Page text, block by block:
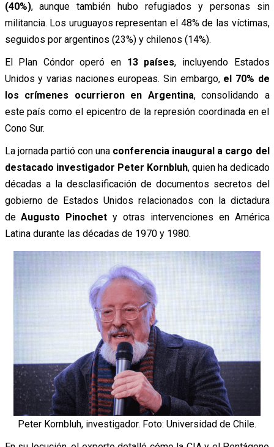
(40%), aunque también hubo refugiados y personas sin
militancia. Los uruguayos representan el 48% de las víctimas,
seguidos por argentinos (23%) y chilenos (14%).
El Plan Cóndor operó en 13 países, incluyendo Estados
Unidos y varias naciones europeas. Sin embargo, el 70% de
los crímenes ocurrieron en Argentina, consolidando a
este país como el epicentro de la represión coordinada en el
Cono Sur.
La jornada partió con una conferencia inaugural a cargo del
destacado investigador Peter Kornbluh, quien ha dedicado
décadas a la desclasificación de documentos secretos del
gobierno de Estados Unidos relacionados con la dictadura
deAugusto Pinochet y otras intervenciones en América
Latina durante las décadas de 1970 y 1980.
Peter Kornbluh, investigador. Foto: Universidad de Chile.